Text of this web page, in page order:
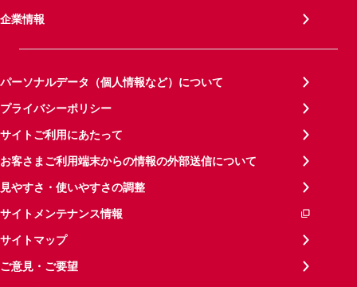
企業情報
パーソナルデータ（個人情報など）について
プライバシーポリシー
サイトご利用にあたって
お客さまご利用端末からの情報の外部送信について
見やすさ・使いやすさの調整
サイトメンテナンス情報
サイトマップ
ご意見・ご要望